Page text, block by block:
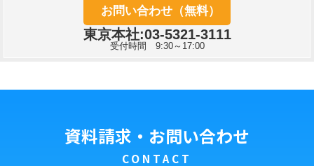
お問い合わせ（無料）
東京本社:03-5321-3111
受付時間 9:30～17:00
資料請求・お問い合わせ
CONTACT